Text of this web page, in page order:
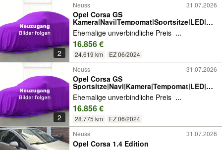
2
Neuss 31.07.2026
Opel Corsa GS
Kamera|Navi|Tempomat|Sportsitze|LED|PD
C
Ehemalige unverbindliche Preis ...
16.856 €
24.619 km EZ 06/2024
2
Neuss 31.07.2026
Opel Corsa GS
Sportsitze|Navi|Kamera|Tempomat|LED|PD
C
Ehemalige unverbindliche Preis ...
16.856 €
28.775 km EZ 06/2024
Neuss 31.07.2026
Opel Corsa 1.4 Edition